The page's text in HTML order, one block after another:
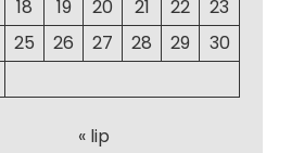
18 19 20 21 22
23
25 26 27 28 29
30
« lip